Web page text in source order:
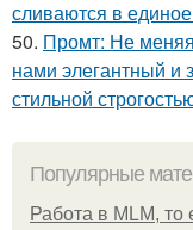
сливаются в
50. Промт: Не
нами элегантный и
стильной
Популярные
Работа в MLM, то